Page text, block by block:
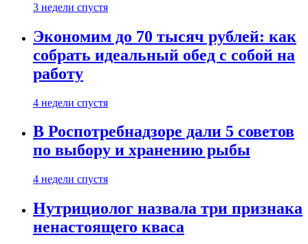
3 недели спустя
Экономим до 70 тысяч рублей: как
собрать идеальный обед с собой на
работу
4 недели спустя
В Роспотребнадзоре дали 5 советов
по выбору и хранению рыбы
4 недели спустя
Нутрициолог назвала три признака
ненастоящего кваса